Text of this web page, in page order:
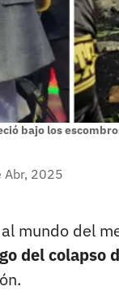
bajo los
Abr, 2025
mundo del
del colapso